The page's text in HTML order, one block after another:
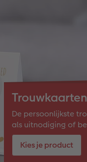
De persoonlijkste
als uitnodiging of
Kies je product